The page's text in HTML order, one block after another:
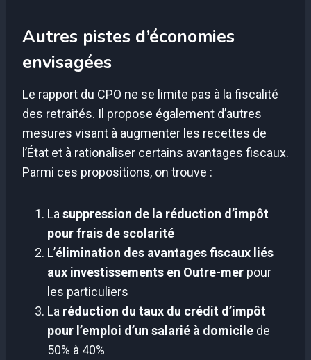
Autres pistes d’économies
envisagées
Le rapport du CPO ne se limite pas à la fiscalité
des retraités. Il propose également d’autres
mesures visant à augmenter les recettes de
l’État et à rationaliser certains avantages fiscaux.
Parmi ces propositions, on trouve :
La suppression de la réduction d’impôt
pour frais de scolarité
L’élimination des avantages fiscaux liés
aux investissements en Outre-mer pour
les particuliers
La réduction du taux du crédit d’impôt
pour l’emploi d’un salarié à domicile de
50% à 40%